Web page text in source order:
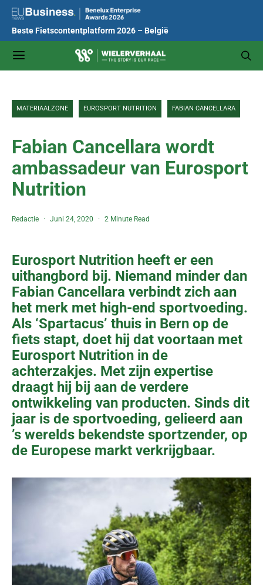
Beste Fietscontentplatform 2026 – België
MATERIAALZONE EUROSPORT NUTRITION FABIAN CANCELLARA
Fabian Cancellara wordt
ambassadeur van Eurosport
Nutrition
Redactie Juni 24, 2020 2 Minute Read
Eurosport Nutrition heeft er een
uithangbord bij. Niemand minder dan
Fabian Cancellara verbindt zich aan
het merk met high-end sportvoeding.
Als ‘Spartacus’ thuis in Bern op de
fiets stapt, doet hij dat voortaan met
Eurosport Nutrition in de
achterzakjes. Met zijn expertise
draagt hij bij aan de verdere
ontwikkeling van producten. Sinds dit
jaar is de sportvoeding, gelieerd aan
’s werelds bekendste sportzender, op
de Europese markt verkrijgbaar.